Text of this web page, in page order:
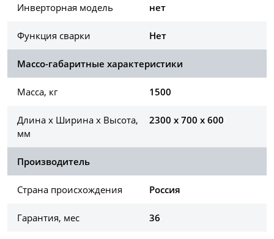
Инверторная модель нет
Функция сварки Нет
Массо-габаритные характеристики
Масса, кг 1500
Длина х Ширина х Высота,
мм
2300 x 700 x 600
Производитель
Страна происхождения Россия
Гарантия, мес 36